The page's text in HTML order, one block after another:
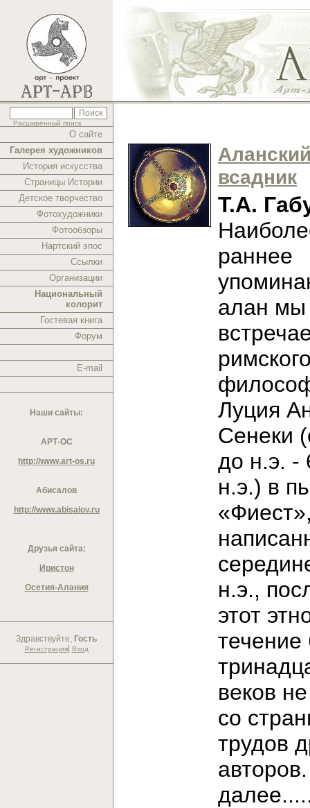
Расширенный поиск
О сайте
Галерея художников
История искусства
Страницы Истории
Детское творчество
Фотохудожники
Фотообзоры
Нартский эпос
Ссылки
Организации
Национальный
колорит
Гостевая книга
Форум
E-mail
Наши сайты:
АРТ-ОС
http://www.art-os.ru
Абисалов
http://www.abisalov.ru
Друзья сайта:
Иристон
Осетия-Алания
Здравствуйте, Гость
Регистрация| Вход
всадник
Т.А.
раннее
алан мы
Луция
Сенеки
до н.э. -
н.э.) в
н.э.,
этот
течение
веков
со
трудов